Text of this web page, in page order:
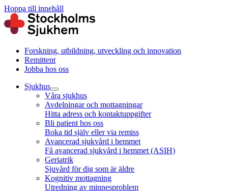
Hoppa till innehåll
Forskning, utbildning, utveckling och innovation
Remittent
Jobba hos oss
Sjukhus
Våra sjukhus
Avdelningar och mottagningar
Hitta adress och kontaktuppgifter
Bli patient hos oss
Boka tid själv eller via remiss
Avancerad sjukvård i hemmet
Få avancerad sjukvård i hemmet (ASIH)
Geriatrik
Sjuvård för dig som är äldre
Kognitiv mottagning
Utredning av minnesproblem